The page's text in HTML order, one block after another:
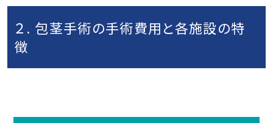
２. 包茎手術の手術費用と各施設の特
徴